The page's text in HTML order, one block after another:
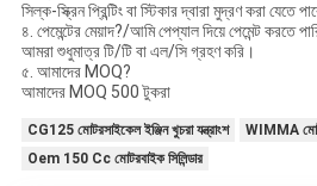
সিল্ক-স্ক্রিন প্রিন্টিং বা স্টিকার দ্বারা মুদ্রণ করা যেতে
৪. পেমেন্টের মেয়াদ?/আমি পেপ্যাল দিয়ে পেমেন্ট করতে
আমরা শুধুমাত্র টি/টি বা এল/সি গ্রহণ করি।
৫. আমাদের MOQ?
আমাদের MOQ 500 টুকরা
CG125 মোটরসাইকেল ইঞ্জিন খুচরা যন্ত্রাংশ
WIMMA
Oem 150 Cc মোটরবাইক সিলিন্ডার